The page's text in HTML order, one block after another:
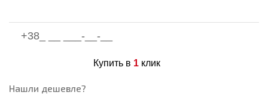
Купить в 1клик
Нашли дешевле?